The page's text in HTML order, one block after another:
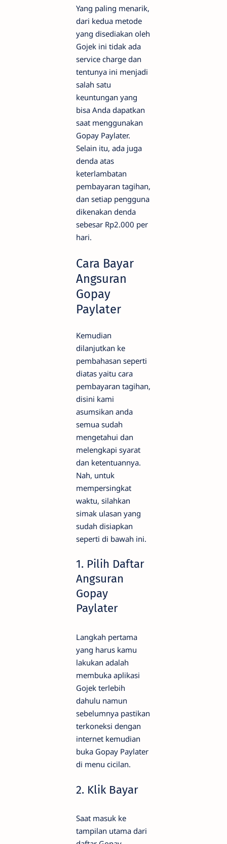
Yang paling menarik,
dari kedua metode
yang disediakan oleh
Gojek ini tidak ada
service charge dan
tentunya ini menjadi
salah satu
keuntungan yang
bisa Anda dapatkan
saat menggunakan
Gopay Paylater.
Selain itu, ada juga
denda atas
keterlambatan
pembayaran tagihan,
dan setiap pengguna
dikenakan denda
sebesar Rp2.000 per
hari.
Cara Bayar
Angsuran
Gopay
Paylater
Kemudian
dilanjutkan ke
pembahasan seperti
diatas yaitu cara
pembayaran tagihan,
disini kami
asumsikan anda
semua sudah
mengetahui dan
melengkapi syarat
dan ketentuannya.
Nah, untuk
mempersingkat
waktu, silahkan
simak ulasan yang
sudah disiapkan
seperti di bawah ini.
1. Pilih Daftar
Angsuran
Gopay
Paylater
Langkah pertama
yang harus kamu
lakukan adalah
membuka aplikasi
Gojek terlebih
dahulu namun
sebelumnya pastikan
terkoneksi dengan
internet kemudian
buka Gopay Paylater
di menu cicilan.
2. Klik Bayar
Saat masuk ke
tampilan utama dari